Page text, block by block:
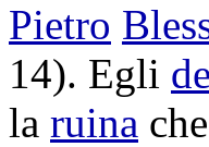
Pietro
14). Egli
la ruina